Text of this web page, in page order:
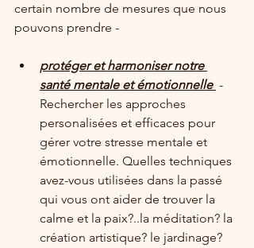
certain nombre de mesures que nous
pouvons prendre -
protéger et harmoniser notre
santé mentale et émotionnelle -
Rechercher les approches
personalisées et efficaces pour
gérer votre stresse mentale et
émotionnelle. Quelles techniques
avez-vous utilisées dans la passé
qui vous ont aider de trouver la
calme et la paix?..la méditation? la
création artistique? le jardinage?